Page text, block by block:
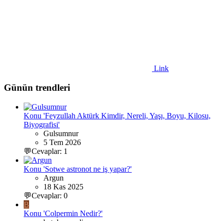
Link
Günün trendleri
Konu 'Feyzullah Aktürk Kimdir, Nereli, Yaşı, Boyu, Kilosu,
Biyografisi'
Gulsumnur
5 Tem 2026
💬Cevaplar: 1
Konu 'Sotwe astronot ne iş yapar?'
Argun
18 Kas 2025
💬Cevaplar: 0
B
Konu 'Colpermin Nedir?'